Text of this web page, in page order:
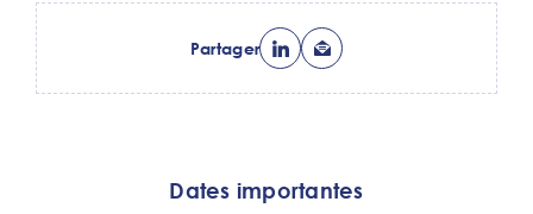
Partager
Dates importantes